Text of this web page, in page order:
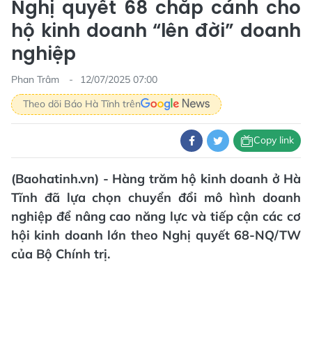
Nghị quyết 68 chắp cánh cho
hộ kinh doanh “lên đời” doanh
nghiệp
Phan Trâm
12/07/2025 07:00
Theo dõi Báo Hà Tĩnh trên
Copy link
(Baohatinh.vn) - Hàng trăm hộ kinh doanh ở Hà
Tĩnh đã lựa chọn chuyển đổi mô hình doanh
nghiệp để nâng cao năng lực và tiếp cận các cơ
hội kinh doanh lớn theo Nghị quyết 68-NQ/TW
của Bộ Chính trị.